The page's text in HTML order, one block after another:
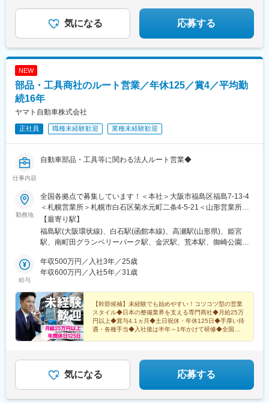
気になる 応募する
NEW
部品・工具商社のルート営業／年休125／賞4／平均勤
続16年
ヤマト自動車株式会社
正社員 職種未経験歓迎 業種未経験歓迎
仕事内容
自動車部品・工具等に関わる法人ルート営業◆
勤務地
全国各拠点で募集しています！＜本社＞大阪市福島区福島7-13-4
＜札幌営業所＞札幌市白石区菊水元町二条4-5-21＜山形営業所＞
山形市立谷川1-1059-18＜関東営業所＞埼玉県北葛飾郡杉戸町堤
根3864＜町田営業所＞東京都町田市南町田3丁目35-26＜金沢営業
所＞石川県金沢市藤江南2-38＜大阪営業所＞東大阪市横枕西10-
山市北区青江5-15-8＜松山営業所＞愛媛県松山市山越6-17-16＜福
岡営業所＞福岡市博多区半道橋1-11-14＜大分出張所＞大分市王子
所＞鹿児島市新栄町31-18＜ヤマトロジスティクスセンター＞東大
阪市長田東1-3-47★まずはお近くの拠点からスタート★その後は
幹部候補として事業や顧客を 深く知るため、各拠点を経験して
頂きます★異動には手厚い支度金や手当を支給します★マイカー
通勤OK／規定（面接時に詳細説明）
【最寄り駅】
福島駅(大阪環状線)、白石駅(函館本線)、高瀬駅(山形県)、姫宮
駅、南町田グランベリーパーク駅、金沢駅、荒本駅、御崎公園
茶屋駅(鹿児島県)、長田駅(大阪府)、福島駅(大阪府・阪神線)、新
福島駅
給与
年収500万円／入社3年／25歳
年収600万円／入社5年／31歳
【幹部候補】未経験でも始めやすい！コツコツ型の営業
スタイル◆日本の整備業界を支える専門商社◆月給25万
円以上◆賞与4.1ヵ月◆土日祝休・年休125日◆手厚い待
遇・各種手当◆入社後は半年～1年かけて研修◆全国拠
気になる 応募する